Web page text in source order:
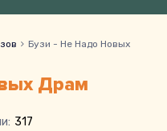
Бузи - Не Надо Новых
Драм
317